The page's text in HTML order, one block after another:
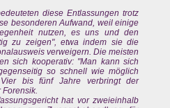
diese Entlassungen trotz
besonderen Aufwand, weil einige
nutzen, es uns und den
zu zeigen", etwa indem sie die
verweigern. Die meisten
sich kooperativ: "Man kann sich
so schnell wie möglich
bis fünf Jahre verbringt der
hat vor zweieinhalb